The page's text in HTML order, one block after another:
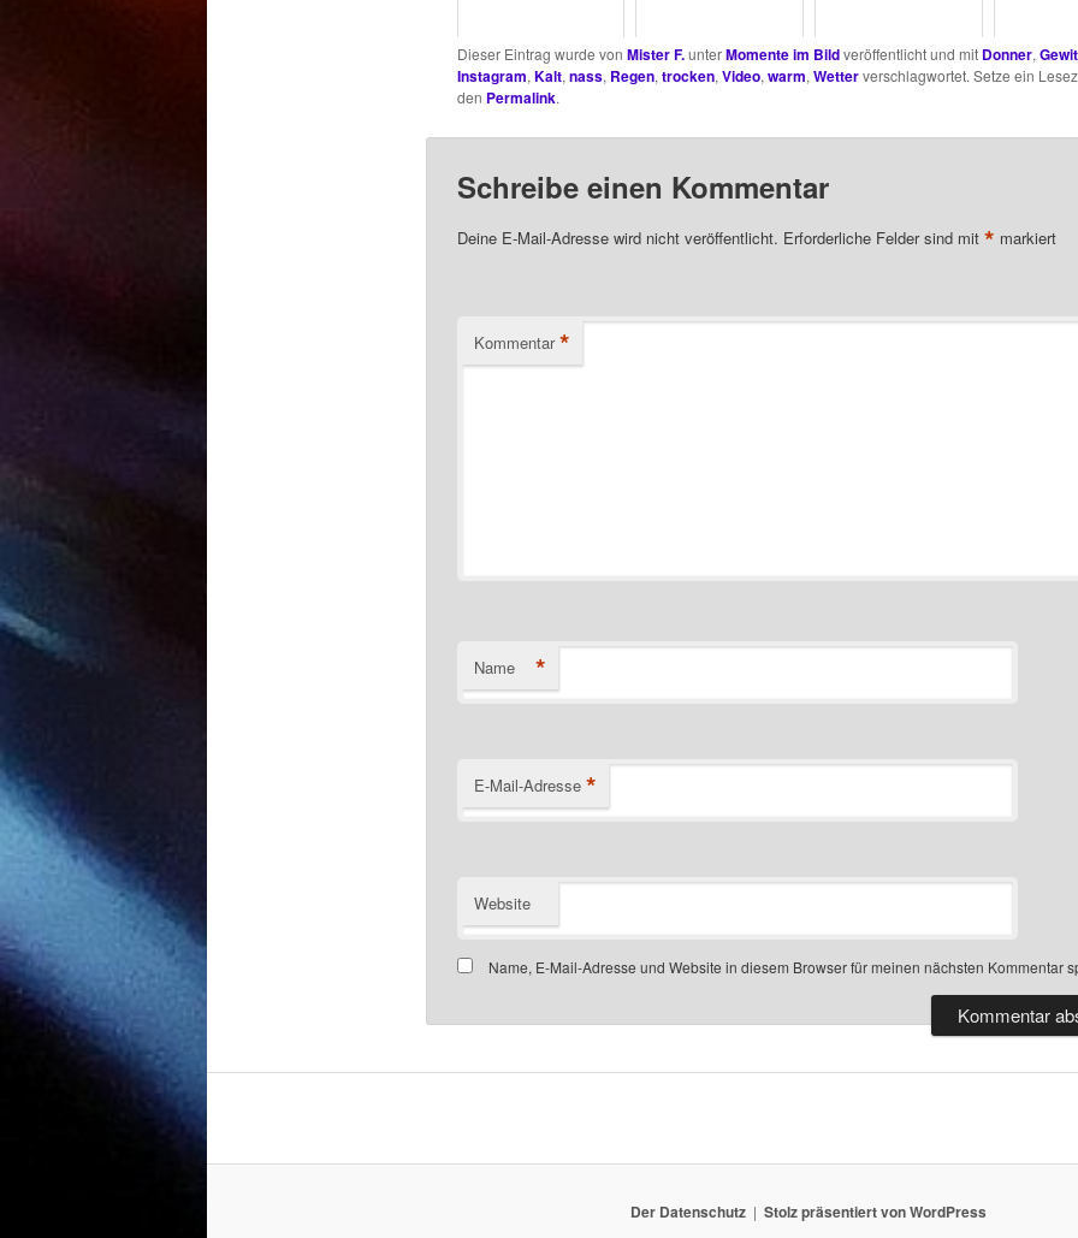
Dieser Eintrag wurde von Mister F.unterMomente im Bildveröffentlicht und mit Donner,
Instagram, Kalt, nass, Regen, trocken, Video, warm, Wetterverschlagwortet. Setze ein
den Permalink.
Schreibe einen Kommentar
Deine E-Mail-Adresse wird nicht veröffentlicht. Erforderliche Felder sind mit * markiert
Kommentar *
Name *
E-Mail-Adresse *
Website
Name, E-Mail-Adresse und Website in diesem Browser für meinen nächsten Kommentar
Der Datenschutz Stolz präsentiert von WordPress